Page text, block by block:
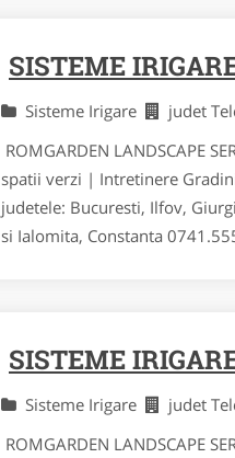
SISTEME
Sisteme Irigare judet
ROMGARDEN LANDSCAPE
spatii verzi | Intretinere
judetele: Bucuresti, Ilfov,
si Ialomita, Constanta
SISTEME
Sisteme Irigare judet
ROMGARDEN LANDSCAPE